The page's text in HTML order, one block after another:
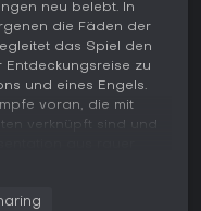
neu belebt. In
die Fäden der
das Spiel den
zu
und eines Engels.
voran, die mit
verknüpft sind und